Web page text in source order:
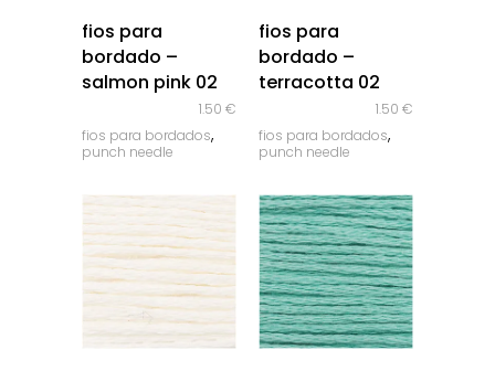
fios para
bordado –
salmon pink 02
1.50 €
fios para bordados,
punch needle
fios para
bordado –
terracotta 02
1.50 €
fios para bordados,
punch needle